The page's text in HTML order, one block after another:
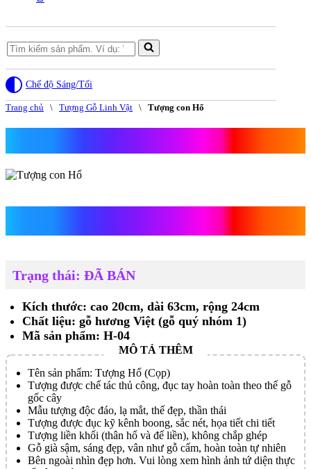
Search
for...
Chế độ Sáng/Tối
Trang chủ \ Tượng Gỗ Linh Vật \ Tượng con Hổ
Trạng thái: ĐÃ BÁN
Kích thước: cao 20cm, dài 63cm, rộng 24cm
Chất liệu: gỗ hương Việt (gỗ quý nhóm 1)
Mã sản phẩm: H-04
Tên sản phẩm: Tượng Hổ (Cọp)
Tượng được chế tác thủ công, đục tay hoàn toàn theo thế gỗ
gốc cây
Mẫu tượng độc đáo, lạ mắt, thế đẹp, thần thái
Tượng được đục kỹ kênh boong, sắc nét, họa tiết chi tiết
Tượng liền khối (thân hổ và đế liền), không chắp ghép
Gỗ già sậm, sáng đẹp, vân như gỗ cẩm, hoàn toàn tự nhiên
Bên ngoài nhìn đẹp hơn. Vui lòng xem hình ảnh tứ diện thực